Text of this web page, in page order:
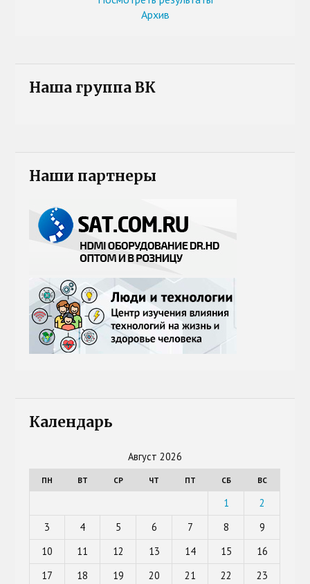
Архив
Наша группа ВК
Наши партнеры
Календарь
Август 2026
ПН ВТ СР ЧТ ПТ СБ ВС
1
2
3
4 5 6 7 8
9
10
11 12 13 14 15
16
17
18 19 20 21 22
23